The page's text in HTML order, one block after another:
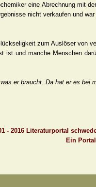
eine Abrechnung mit
nicht verkaufen und
zum Auslöser von
und manche Menschen
er braucht. Da hat er es bei
- 2016 Literaturportal
Ein